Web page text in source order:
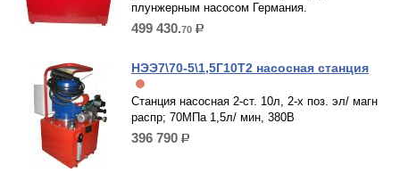
плунжерным насосом Германия.
499 430.70 р.
НЭЭ7\70-5\1,5Г10Т2 насосная станция
Станция насосная 2-ст. 10л, 2-х поз. эл/ магн
распр; 70МПа 1,5л/ мин, 380В
396 790 р.